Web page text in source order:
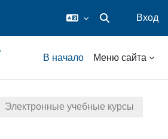
Изменить
Вход
В начало Меню сайта
Электронные учебные курсы